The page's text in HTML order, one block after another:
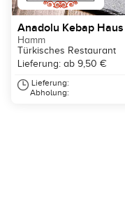
Anadolu Kebap Haus
Hamm
Türkisches Restaurant
Lieferung: ab 9,50 €
Lieferung:
Abholung: